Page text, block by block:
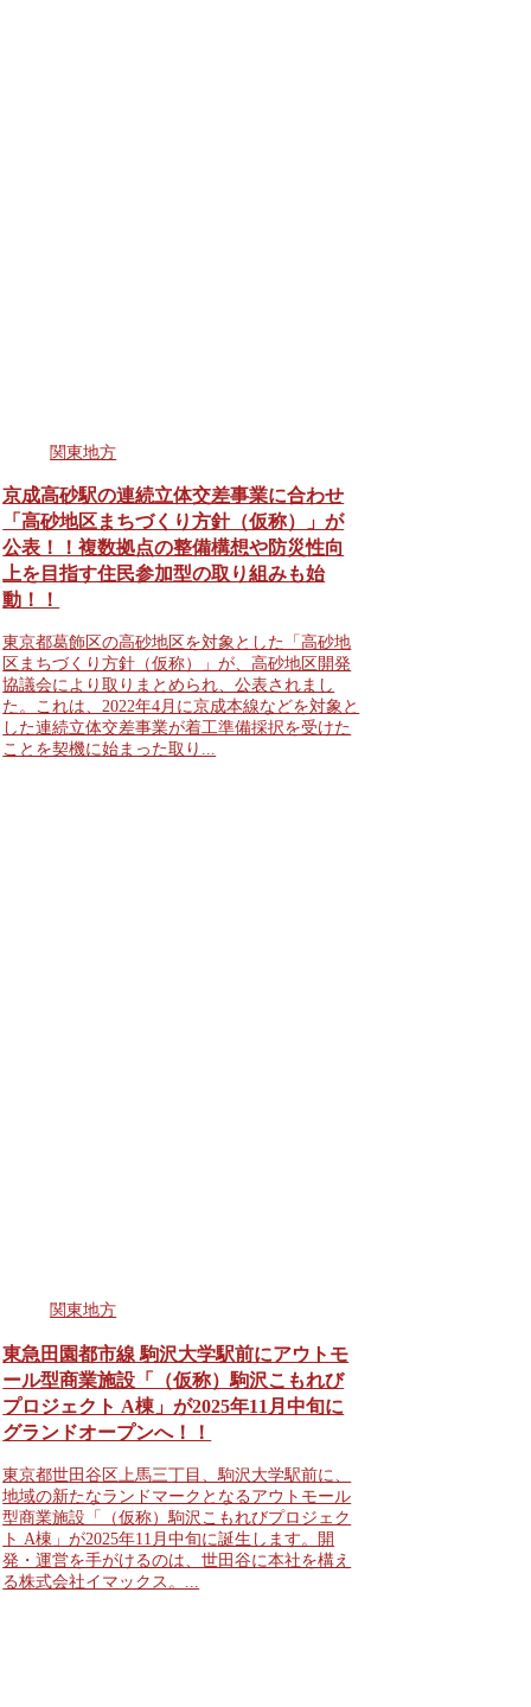
関東地方
京成高砂駅の連続立体交差事業に合わせ
「高砂地区まちづくり方針（仮称）」が
公表！！複数拠点の整備構想や防災性向
上を目指す住民参加型の取り組みも始
動！！
東京都葛飾区の高砂地区を対象とした「高砂地
区まちづくり方針（仮称）」が、高砂地区開発
協議会により取りまとめられ、公表されまし
た。これは、2022年4月に京成本線などを対象と
した連続立体交差事業が着工準備採択を受けた
ことを契機に始まった取り...
関東地方
東急田園都市線 駒沢大学駅前にアウトモ
ール型商業施設「（仮称）駒沢こもれび
プロジェクト A棟」が2025年11月中旬に
グランドオープンへ！！
東京都世田谷区上馬三丁目、駒沢大学駅前に、
地域の新たなランドマークとなるアウトモール
型商業施設「（仮称）駒沢こもれびプロジェク
ト A棟」が2025年11月中旬に誕生します。開
発・運営を手がけるのは、世田谷に本社を構え
る株式会社イマックス。...